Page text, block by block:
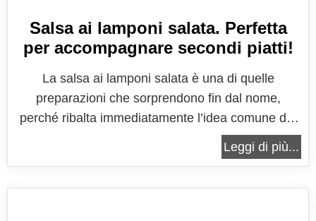
Salsa ai lamponi salata. Perfetta
per accompagnare secondi piatti!
La salsa ai lamponi salata è una di quelle
preparazioni che sorprendono fin dal nome,
perché ribalta immediatamente l’idea comune del
lampone come frutto esclusivamente legato al
mondo del dolce e lo trasporta in una dimensione
Leggi di più...